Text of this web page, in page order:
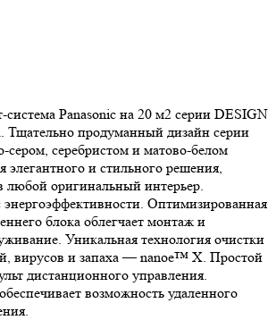
система Panasonic на 20 м2 серии DESIGN
Тщательно продуманный дизайн серии
сером, серебристом и матово-белом
элегантного и стильного решения,
любой оригинальный интерьер.
Оптимизированная
блока облегчает монтаж и
Уникальная технология очистки
вирусов и запаха — nanoe™ X. Простой
дистанционного управления.
возможность удаленного